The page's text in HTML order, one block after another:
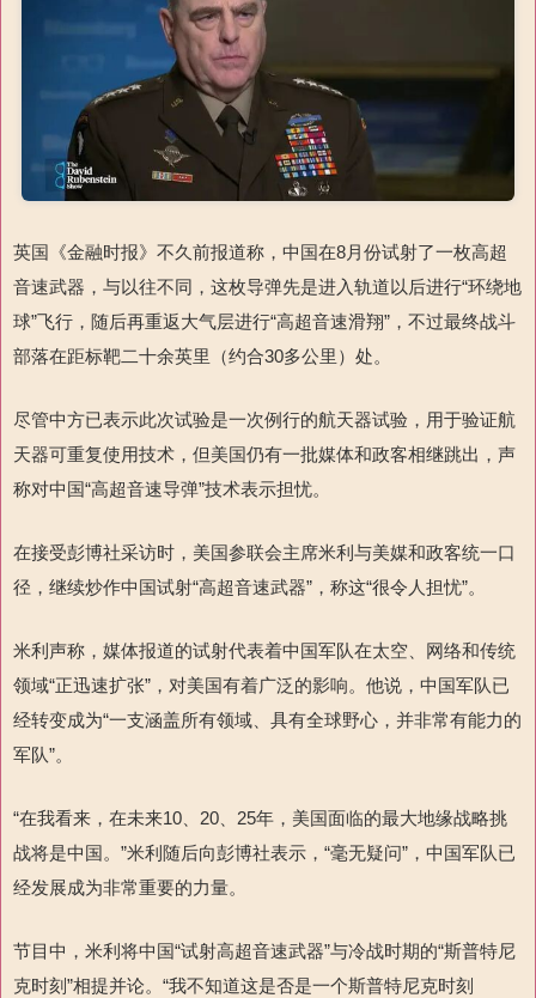
英国《金融时报》不久前报道称，中国在8月份试射了一枚高超
音速武器，与以往不同，这枚导弹先是进入轨道以后进行“环绕地
球”飞行，随后再重返大气层进行“高超音速滑翔”，不过最终战斗
部落在距标靶二十余英里（约合30多公里）处。
尽管中方已表示此次试验是一次例行的航天器试验，用于验证航
天器可重复使用技术，但美国仍有一批媒体和政客相继跳出，声
称对中国“高超音速导弹”技术表示担忧。
在接受彭博社采访时，美国参联会主席米利与美媒和政客统一口
径，继续炒作中国试射“高超音速武器”，称这“很令人担忧”。
米利声称，媒体报道的试射代表着中国军队在太空、网络和传统
领域“正迅速扩张”，对美国有着广泛的影响。他说，中国军队已
经转变成为“一支涵盖所有领域、具有全球野心，并非常有能力的
军队”。
“在我看来，在未来10 20 25年，美国面临的最大地缘战略挑
战将是中国。”米利随后向彭博社表示，“毫无疑问”，中国军队已
经发展成为非常重要的力量。
节目中，米利将中国“试射高超音速武器”与冷战时期的“斯普特尼
克时刻”相提并论。“我不知道这是否是一个斯普特尼克时刻